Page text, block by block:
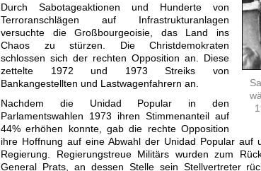
Durch Sabotageaktionen und Hunderte von
Terroranschlägen auf Infra­strukturanlagen
versuchte die Großbourgeoisie, das Land ins
Chaos zu stürzen. Die Christdemokraten
schlossen sich der rechten Opposition an. Diese
zettelte 1972 und 1973 Streiks von
Bankangestellten und Last­wagenfahrern an.
Nachdem die Unidad Popular in den
Parlamentswahlen 1973 ihren Stimmenanteil auf
44% erhöhen konnte, gab die rechte Opposition
ihre Hoffnung auf eine Abwahl der Unidad Popular auf
Regierung. Regierungstreue Militärs wurden zum
General Prats, an dessen Stelle sein Stellvertreter